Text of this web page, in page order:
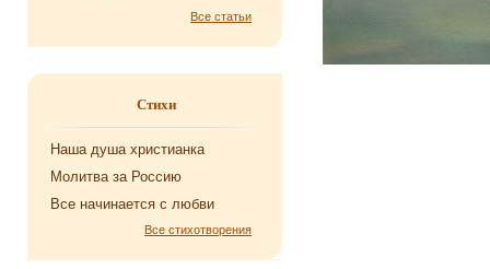
Все статьи
Стихи
Наша душа хри­сти­ан­ка
Мо­лит­ва за Рос­сию
Все на­чи­на­ет­ся с любви
Все стихотворения